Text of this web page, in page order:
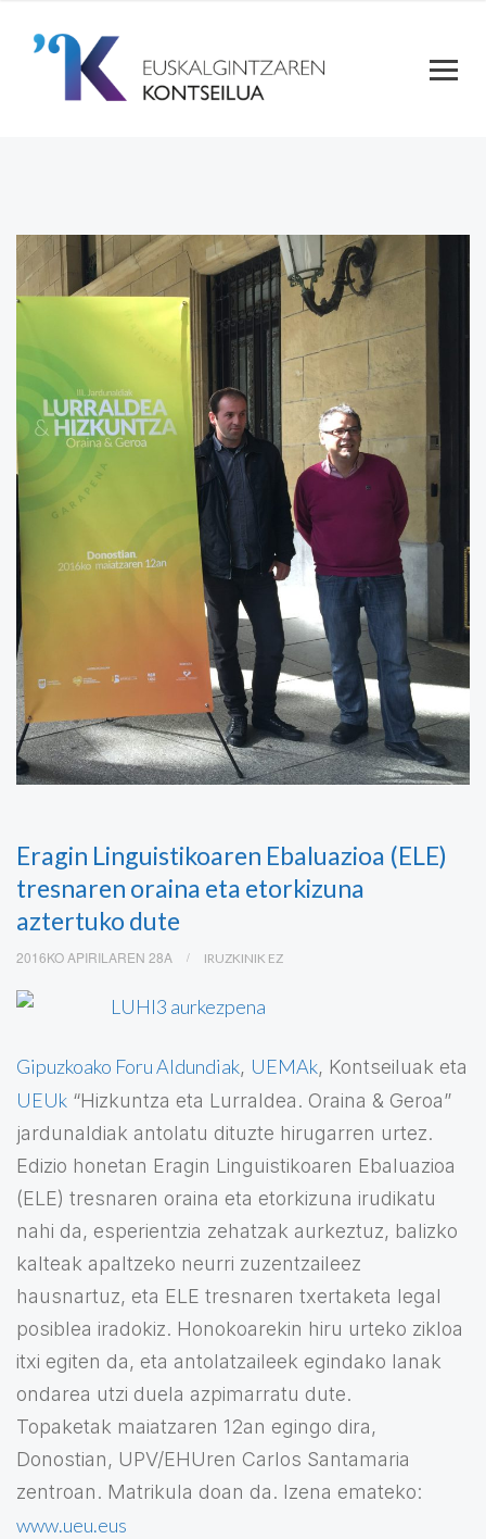
Eragin Linguistikoaren Ebaluazioa (ELE)
tresnaren oraina eta etorkizuna
aztertuko dute
2016KO APIRILAREN 28A IRUZKINIK EZ
Gipuzkoako Foru Aldundiak, UEMAk, Kontseiluak eta
UEUk “Hizkuntza eta Lurraldea. Oraina & Geroa”
jardunaldiak antolatu dituzte hirugarren urtez.
Edizio honetan Eragin Linguistikoaren Ebaluazioa
(ELE) tresnaren oraina eta etorkizuna irudikatu
nahi da, esperientzia zehatzak aurkeztuz, balizko
kalteak apaltzeko neurri zuzentzaileez
hausnartuz, eta ELE tresnaren txertaketa legal
posiblea iradokiz. Honokoarekin hiru urteko zikloa
itxi egiten da, eta antolatzaileek egindako lanak
ondarea utzi duela azpimarratu dute.
Topaketak maiatzaren 12an egingo dira,
Donostian, UPV/EHUren Carlos Santamaria
zentroan. Matrikula doan da. Izena emateko:
www.ueu.eus